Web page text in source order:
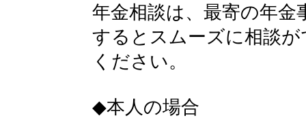
年金相談は、最寄の年
するとスムーズに相談
ください。
◆本人の場合